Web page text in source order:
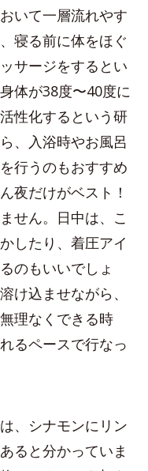
いて一層流れやす
寝る前に体をほぐ
サージをするとい
体が38度〜40度に
性化するという研
、入浴時やお風呂
行うのもおすすめ
夜だけがベスト！
せん。日中は、こ
したり、着圧アイ
のもいいでしょ
け込ませながら、
理なくできる時
るペースで行なっ
、シナモンにリン
ると分かっていま